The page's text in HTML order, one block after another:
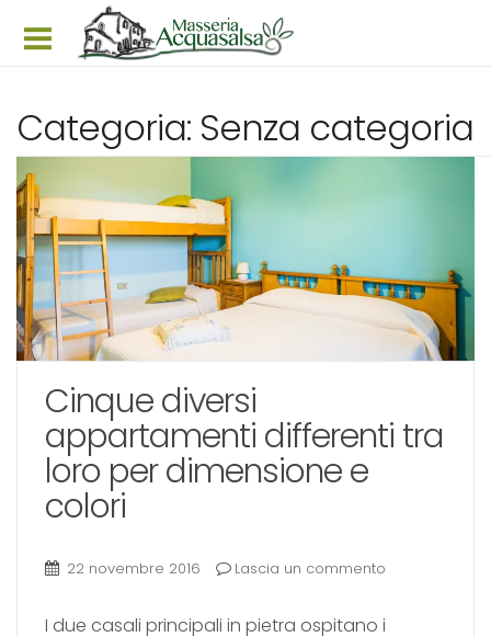
Struttura
Prezzi & Offerte
Prenota ora
Galleria
News
Itinerari
Faq
Dove siamo
Shop online
Categoria: Senza categoria
Cinque diversi
appartamenti differenti tra
loro per dimensione e
colori
22 novembre 2016 Lascia un commento
I due casali principali in pietra ospitano i